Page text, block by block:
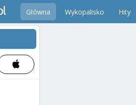
Główna Wykopalisko Hity